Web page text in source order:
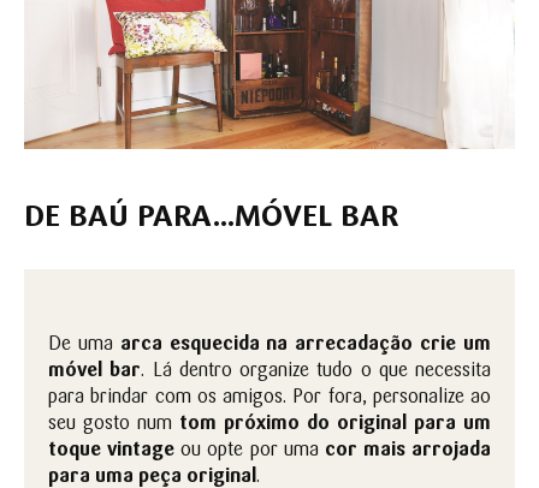
DE BAÚ PARA...MÓVEL BAR
De uma arca esquecida na arrecadação crie um
móvel bar. Lá dentro organize tudo o que necessita
para brindar com os amigos. Por fora, personalize ao
seu gosto num tom próximo do original para um
toque vintage ou opte por uma cor mais arrojada
para uma peça original .